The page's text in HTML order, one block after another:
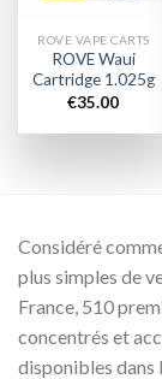
ROVE VAPE CARTS
ROVE Waui
Cartridge 1.025g
€35.00
Considéré
plus simples de
France, 510
concentrés et
disponibles dans